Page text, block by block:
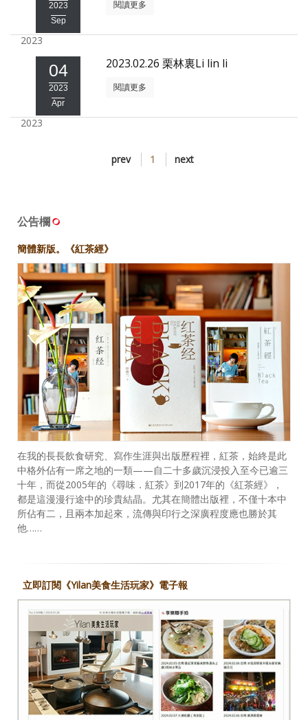
訂閱電子報
2023
Sep
2023
閱讀更多
04
2023
Apr
2023.02.26 栗林裏Li lin li
2023
閱讀更多
prev 1 next
公告欄
簡體新版。《紅茶經》
在我的長長飲食研究、寫作生涯與出版歷程裡，紅茶，始終是此
中格外佔有一席之地的一類——自二十多歲沉浸投入至今已逾三
十年，而從2005年的《尋味．紅茶》到2017年的《紅茶經》，
都是這漫漫行途中的珍貴結晶。尤其在簡體出版裡，不僅十本中
所佔有二，且兩本加起來，流傳與印行之深廣程度應也勝於其
他……
立即訂閱《Yilan美食生活玩家》電子報